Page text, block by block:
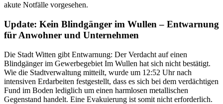
akute Notfälle vorgesehen.
Update: Kein Blindgänger im Wullen – Entwarnung
für Anwohner und Unternehmen
Die Stadt Witten gibt Entwarnung: Der Verdacht auf einen
Blindgänger im Gewerbegebiet Im Wullen hat sich nicht bestätigt.
Wie die Stadtverwaltung mitteilt, wurde um 12:52 Uhr nach
intensiven Erdarbeiten festgestellt, dass es sich bei dem verdächtigen
Fund im Boden lediglich um einen harmlosen metallischen
Gegenstand handelt. Eine Evakuierung ist somit nicht erforderlich.